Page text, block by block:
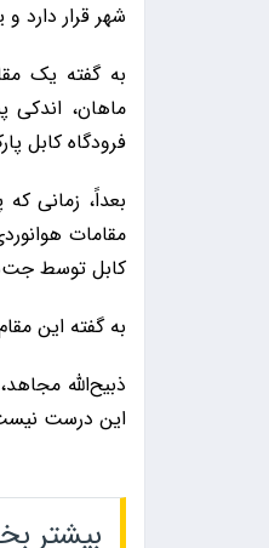
شهر قرار دارد
به گفته یک
ماهان،
فرودگاه کابل
بعداً، زمانی
مقامات
کابل توسط
به گفته این
ذبیح‌الله
این درست نیست
بیشتر